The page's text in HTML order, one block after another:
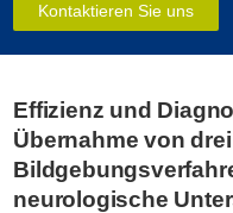
Kontaktieren Sie uns
Effizienz und
Übernahme von
neurologische